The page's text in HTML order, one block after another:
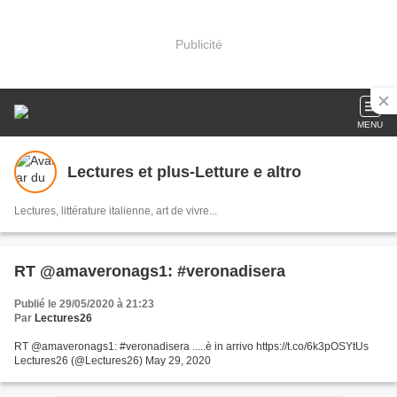
Publicité
MENU
Lectures et plus-Letture e altro
Lectures, littérature italienne, art de vivre...
RT @amaveronags1: #veronadisera
Publié le 29/05/2020 à 21:23
Par Lectures26
RT @amaveronags1: #veronadisera .....è in arrivo https://t.co/6k3pOSYtUs
Lectures26 (@Lectures26) May 29, 2020